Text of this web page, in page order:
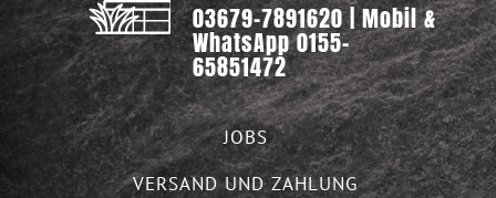
03679-7891620 | Mobil &
WhatsApp 0155-
65851472
JOBS
VERSAND UND ZAHLUNG